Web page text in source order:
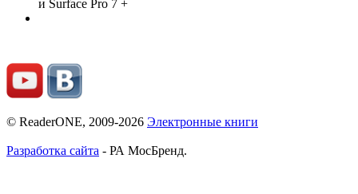
и Surface Pro 7 +
© ReaderONE, 2009-2026 Электронные книги
Разработка сайта - РА МосБренд.